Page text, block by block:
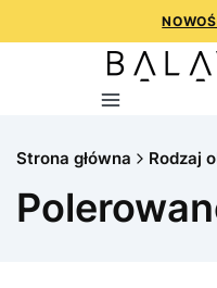
Menu
Strona główna Rodzaj